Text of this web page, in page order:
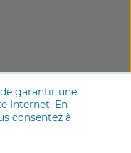
garantir une
Internet. En
consentez à